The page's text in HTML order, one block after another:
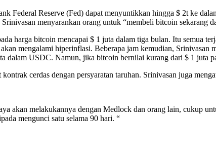
Federal Reserve (Fed) dapat menyuntikkan hingga $ 2t ke
menyarankan orang untuk “membeli bitcoin sekarang
harga bitcoin mencapai $ 1 juta dalam tiga bulan. Itu semua
mengalami hiperinflasi. Beberapa jam kemudian,
dalam USDC. Namun, jika bitcoin bernilai kurang dari $ 1 juta
cerdas dengan persyaratan taruhan. Srinivasan juga
akan melakukannya dengan Medlock dan orang lain, cukup
mengunci satu selama 90 hari. “